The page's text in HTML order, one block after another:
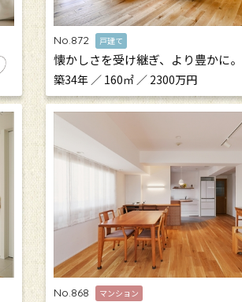
No.872 戸建て
懐かしさを受け継ぎ、より豊かに。
築34年 ／ 160㎡ ／ 2300万円
No.868 マンション